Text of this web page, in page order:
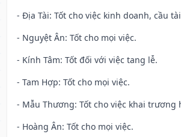
- Địa Tài: Tốt cho việc kinh doanh, cầu
- Nguyệt Ân: Tốt cho mọi việc.
- Kính Tâm: Tốt đối với việc tang lễ.
- Tam Hợp: Tốt cho mọi việc.
- Mẫu Thương: Tốt cho việc khai trương
- Hoàng Ân: Tốt cho mọi việc.